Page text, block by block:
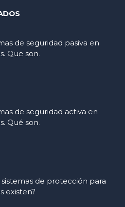
de seguridad pasiva en
Que son.
de seguridad activa en
Qué son.
sistemas de protección para
existen?